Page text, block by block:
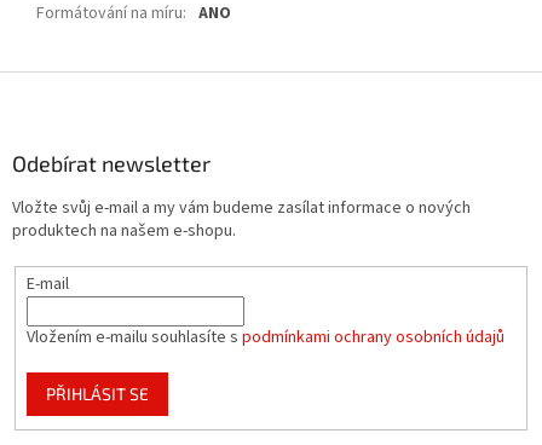
Formátování na míru: ANO
Odebírat newsletter
Vložte svůj e-mail a my vám budeme zasílat informace o nových
produktech na našem e-shopu.
E-mail
Vložením e-mailu souhlasíte s podmínkami ochrany osobních údajů
PŘIHLÁSIT SE